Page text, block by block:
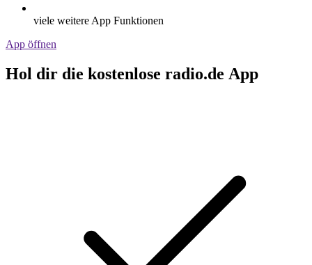
viele weitere App Funktionen
App öffnen
Hol dir die kostenlose radio.de App